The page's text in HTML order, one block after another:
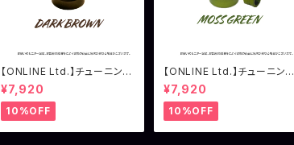
【ONLINE Ltd.】チューニング
ラインローラー シマノ用 ダ
ークブラウン
¥7,920
10%OFF
【ONLINE Ltd.】チューニング
ラインローラー シマノ用 モ
スグリーン
¥7,920
10%OFF